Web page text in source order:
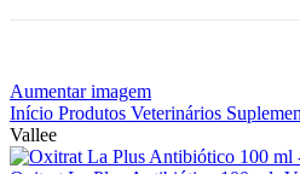
Aumentar imagem
Início Produtos Veterinários
Vallee